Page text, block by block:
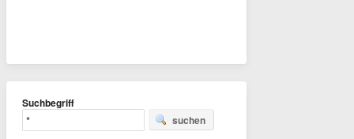
Suchbegriff
suchen